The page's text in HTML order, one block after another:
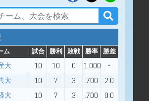
ム 試合 勝利 敗戦 勝率 勝差
大 10 10 0 1.000
-
大 10 7 3 .700
2.0
大 10 7 3 .700
0.0